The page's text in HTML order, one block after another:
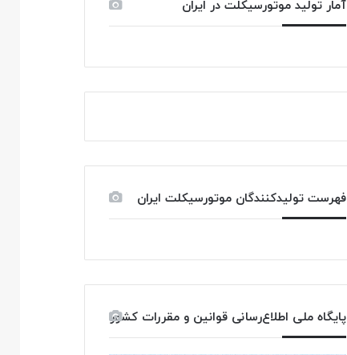
آمار تولید موتورسیکلت در ایران
فهرست تولیدکنندگان موتورسیکلت ایران
پایگاه ملی اطلاع‌رسانی قوانین و مقررات کشور